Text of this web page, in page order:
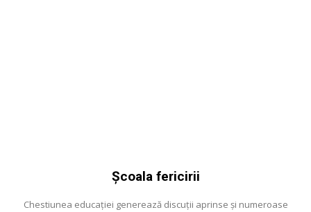
Şcoala fericirii
Chestiunea educaţiei generează discuţii aprinse şi numeroase